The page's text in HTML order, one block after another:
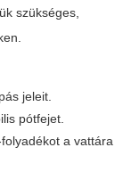
szükséges,
jeleit.
pótfejet.
a vattára